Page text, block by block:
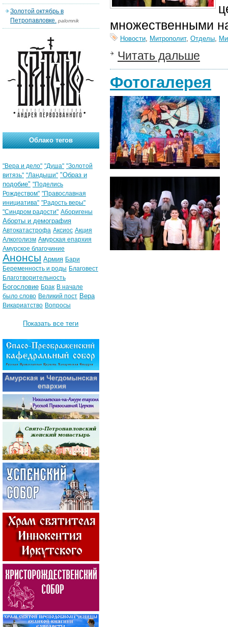
множественными
Новости, Митрополит, Отделы,
Читать дальше
Фотогалерея
Золотой октябрь в
Петропавловке. palomnik
Облако тегов
"Вера и дело" "Душа" "Золотой
витязь" "Ландыши" "Образ и
подобие" "Поделись
Рождеством" "Православная
инициатива" "Радость веры"
"Синдром радости" Аборигены
Аборты и демография
Автокатастрофа Аксиос Акция
Алкоголизм Амурская епархия
Амурское благочиние
Анонсы Армия Бари
Беременность и роды Благовест
Благотворительность
Богословие Брак В начале
было слово Великий пост Вера
Викариатство Вопросы
Показать все теги